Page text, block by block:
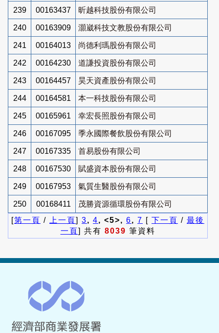
239 00163437 昕越科技股份有限公司
240 00163909 灝崴科技文教股份有限公司
241 00164013 尚德利瑪股份有限公司
242 00164230 道謙投資股份有限公司
243 00164457 昊天資產股份有限公司
244 00164581 本一科技股份有限公司
245 00165961 幸宏長照股份有限公司
246 00167095 季永國際餐飲股份有限公司
247 00167335 首易股份有限公司
248 00167530 賦盛資本股份有限公司
249 00167953 氣質生醫股份有限公司
250 00168411
茂勝資源循環股份有限公司
[第一頁 / 上一頁] 3, 4, <5>, 6, 7 [ 下一頁 / 最後
一頁] 共有 8039 筆資料